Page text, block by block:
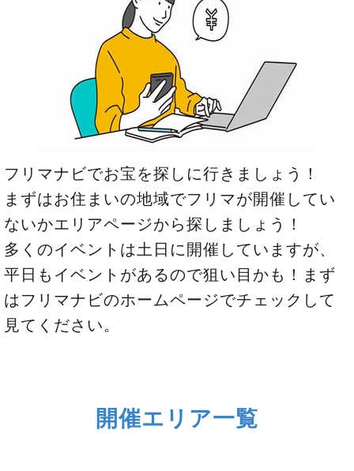
フリマナビでお宝を探しに行きましょう！
まずはお住まいの地域でフリマが開催してい
ないかエリアページから探しましょう！
多くのイベントは土日に開催していますが、
平日もイベントがあるので狙い目かも！まず
はフリマナビのホームページでチェックして
見てください。
開催エリア一覧